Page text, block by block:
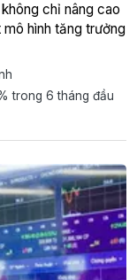
chỉ nâng cao
hình tăng trưởng
trong 6 tháng đầu